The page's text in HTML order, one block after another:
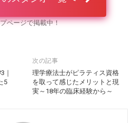
ページで掲載中！
｜
5
次の記事
理学療法士がピラティス資格
を取って感じたメリットと現
実～18年の臨床経験から～